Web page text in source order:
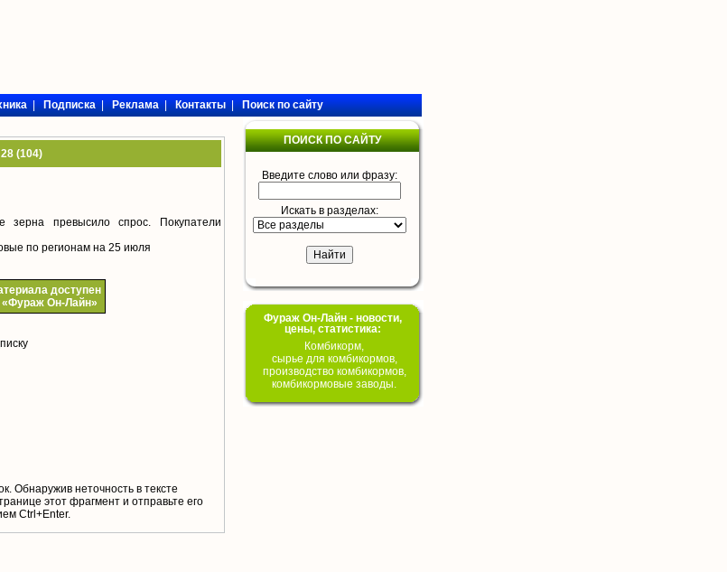
|Подписка|Реклама|Контакты|Поиск по сайту
(104)
зерна превысило спрос. Покупатели
по регионам на 25 июля
доступен
«Фураж Он-Лайн»
Обнаружив неточность в тексте
этот фрагмент и отправьте его
Ctrl+Enter.
ПОИСК ПО САЙТУ
Введите слово или фразу:
Искать в разделах:
Фураж Он-Лайн - новости,
цены, статистика:
Комбикорм,
сырье для комбикормов,
производство комбикормов,
комбикормовые заводы.